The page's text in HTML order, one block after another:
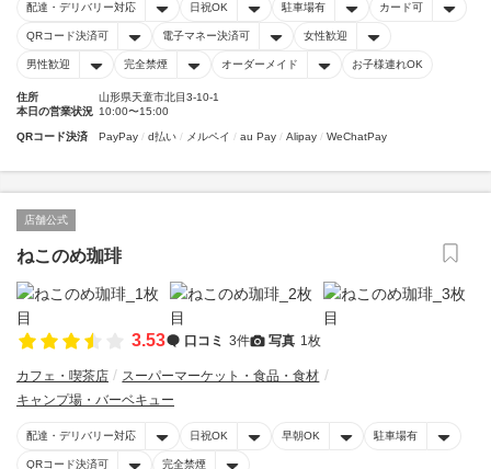
配達・デリバリー対応 日祝OK 駐車場有 カード可
QRコード決済可 電子マネー決済可 女性歓迎
男性歓迎 完全禁煙 オーダーメイド お子様連れOK
住所
山形県天童市北目3-10-1
本日の営業状況 10:00〜15:00
QRコード決済 PayPay d払い メルペイ au Pay Alipay WeChatPay
店舗公式
ねこのめ珈琲
3.53 口コミ 3件 写真 1枚
カフェ・喫茶店
スーパーマーケット・食品・食材
キャンプ場・バーベキュー
配達・デリバリー対応 日祝OK 早朝OK 駐車場有
QRコード決済可 完全禁煙